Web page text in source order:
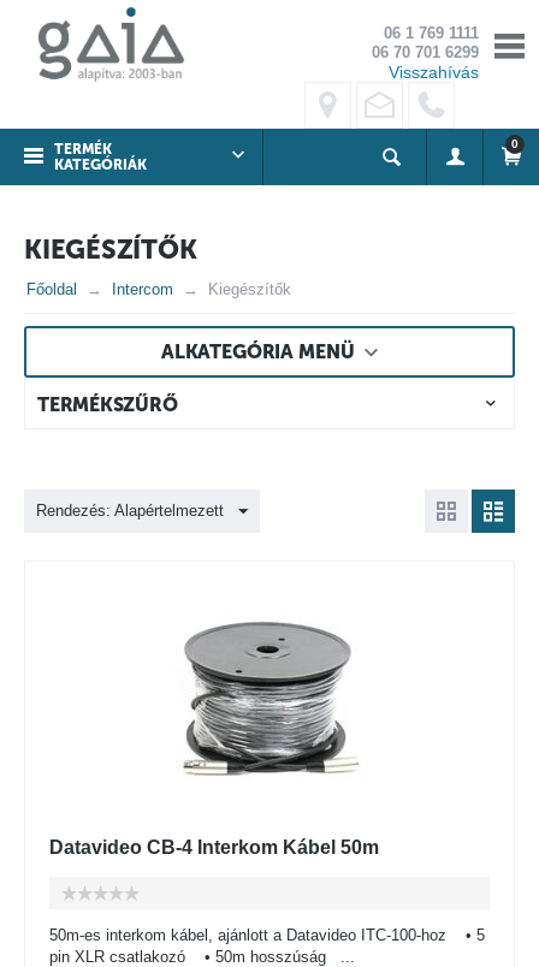
06 1 769 1111
06 70 701 6299
Visszahívás
TERMÉK
KATEGÓRIÁK
0
KIEGÉSZÍTŐK
Főoldal Intercom Kiegészítők
ALKATEGÓRIA MENÜ
TERMÉKSZŰRŐ
Rendezés: Alapértelmezett
Datavideo CB-4 Interkom Kábel 50m
50m-es interkom kábel, ajánlott a Datavideo ITC-100-hoz • 5
pin XLR csatlakozó • 50m hosszúság ...